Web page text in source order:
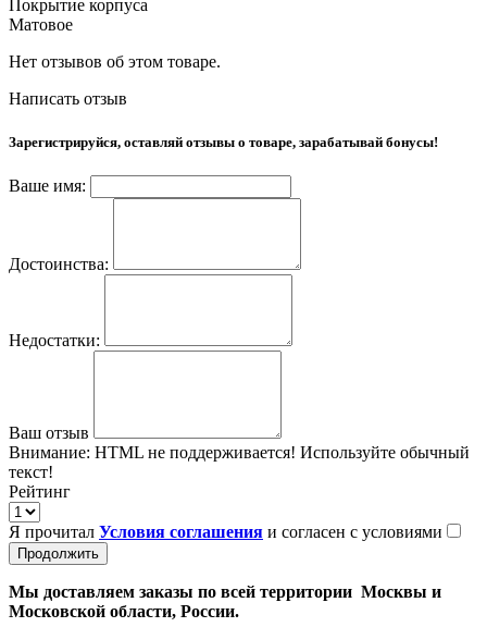
Покрытие корпуса
Матовое
Нет отзывов об этом товаре.
Написать отзыв
Зарегистрируйся, оставляй отзывы о товаре, зарабатывай бонусы!
Ваше имя:
Достоинства:
Недостатки:
Ваш отзыв
Внимание: HTML не поддерживается! Используйте обычный
текст!
Рейтинг
Я прочитал Условия соглашения и согласен с условиями
Продолжить
Мы доставляем заказы по всей территории Москвы и
Московской области, России.